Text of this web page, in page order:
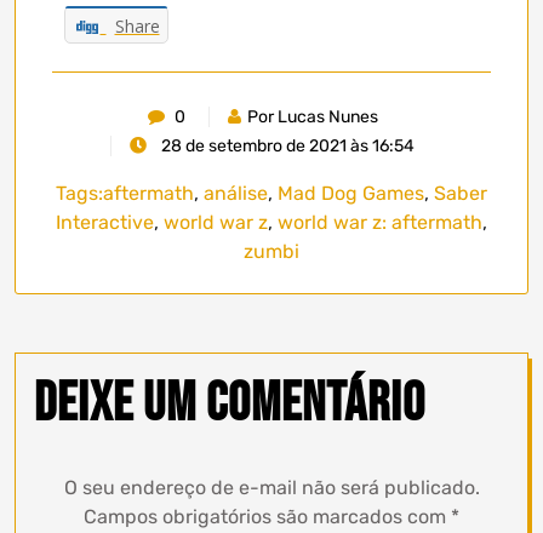
Share
0
Por Lucas Nunes
28 de setembro de 2021 às 16:54
Tags:aftermath, análise, Mad Dog Games, Saber
Interactive, world war z, world war z: aftermath,
zumbi
Deixe um comentário
O seu endereço de e-mail não será publicado.
Campos obrigatórios são marcados com *